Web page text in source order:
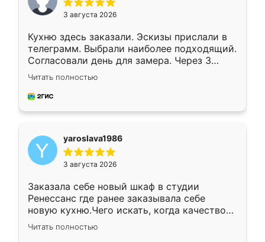
3 августа 2026
Кухню здесь заказали. Эскизы прислали в
телеграмм. Выбрали наиболее подходящий.
Согласовали день для замера. Через 3
недели кухня была уже готова. Остались
довольны работой. Спасибо Ренессанс
мебель за качественную работу!
Читать полностью
yaroslava1986
3 августа 2026
Заказала себе новый шкаф в студии
Ренессанс где ранее заказывала себе
новую кухню.Чего искать, когда качеством
вполне довольна. Служит кухня уже почти
два года, нареканий нет.
Читать полностью